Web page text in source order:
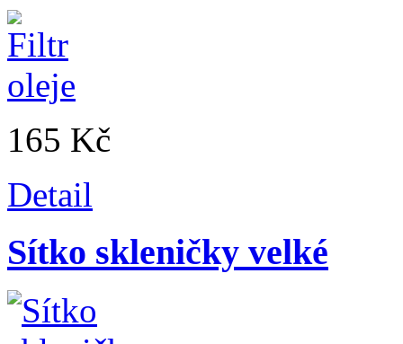
165 Kč
Detail
Sítko skleničky velké